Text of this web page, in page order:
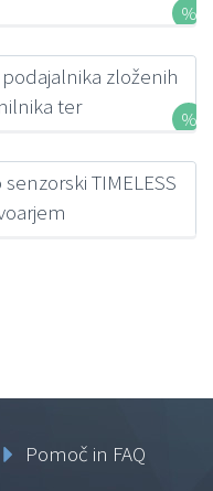
podajalnika zloženih
ter
TIMELESS
Pomoč in FAQ